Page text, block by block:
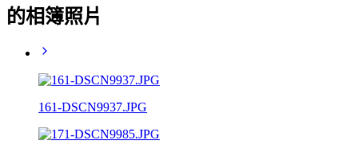
的相簿照片
161-DSCN9937.JPG